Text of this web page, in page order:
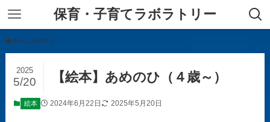
保育・子育てラボラトリー
ホーム 絵本
【絵本】あめのひ（４歳～）
2025
5/20
絵本 2024年6月22日 2025年5月20日